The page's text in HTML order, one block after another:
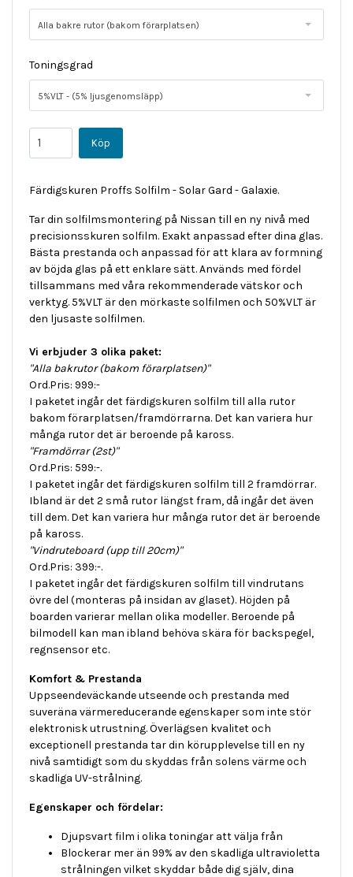
Alla bakre rutor (bakom förarplatsen)
Toningsgrad
5%VLT - (5% ljusgenomsläpp)
Färdigskuren Proffs Solfilm - Solar Gard - Galaxie.
Tar din solfilmsmontering på Nissan till en ny nivå med
precisionsskuren solfilm. Exakt anpassad efter dina glas.
Bästa prestanda och anpassad för att klara av formning
av böjda glas på ett enklare sätt. Används med fördel
tillsammans med våra rekommenderade vätskor och
verktyg. 5%VLT är den mörkaste solfilmen och 50%VLT är
den ljusaste solfilmen.
Vi erbjuder 3 olika paket:
"Alla bakrutor (bakom förarplatsen)"
Ord.Pris: 999:-
I paketet ingår det färdigskuren solfilm till alla rutor
bakom förarplatsen/framdörrarna. Det kan variera hur
många rutor det är beroende på kaross.
"Framdörrar (2st)"
Ord.Pris: 599:-.
I paketet ingår det färdigskuren solfilm till 2 framdörrar.
Ibland är det 2 små rutor längst fram, då ingår det även
till dem. Det kan variera hur många rutor det är beroende
på kaross.
"Vindruteboard (upp till 20cm)"
Ord.Pris: 399:-.
I paketet ingår det färdigskuren solfilm till vindrutans
övre del (monteras på insidan av glaset). Höjden på
boarden varierar mellan olika modeller. Beroende på
bilmodell kan man ibland behöva skära för backspegel,
regnsensor etc.
Komfort & Prestanda
Uppseendeväckande utseende och prestanda med
suveräna värmereducerande egenskaper som inte stör
elektronisk utrustning. Överlägsen kvalitet och
exceptionell prestanda tar din körupplevelse till en ny
nivå samtidigt som du skyddas från solens värme och
skadliga UV-strålning.
Egenskaper och fördelar:
Djupsvart film i olika toningar att välja från
Blockerar mer än 99% av den skadliga ultravioletta
strålningen vilket skyddar både dig själv, dina